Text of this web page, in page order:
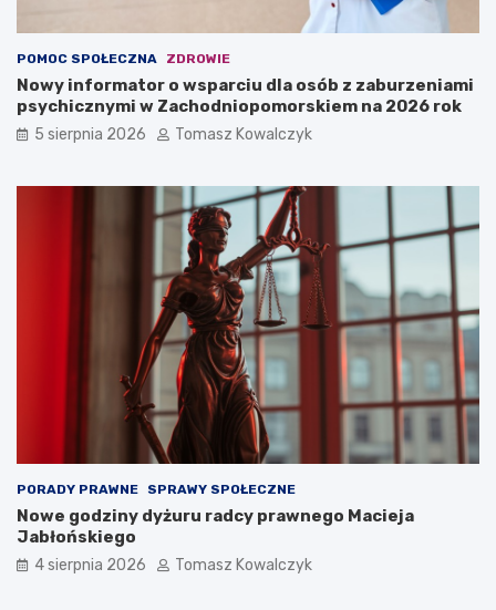
POMOC SPOŁECZNA ZDROWIE
Nowy informator o wsparciu dla osób z zaburzeniami
psychicznymi w Zachodniopomorskiem na 2026 rok
5 sierpnia 2026 Tomasz Kowalczyk
PORADY PRAWNE SPRAWY SPOŁECZNE
Nowe godziny dyżuru radcy prawnego Macieja
Jabłońskiego
4 sierpnia 2026 Tomasz Kowalczyk